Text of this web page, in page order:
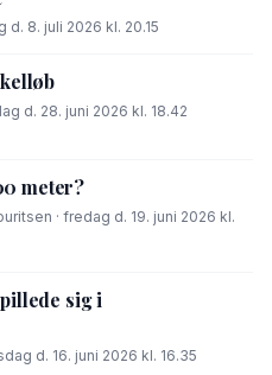
d. 8. juli 2026 kl. 20.15
d. 28. juni 2026 kl. 18.42
meter?
· fredag d. 19. juni 2026 kl.
sig i
d. 16. juni 2026 kl. 16.35